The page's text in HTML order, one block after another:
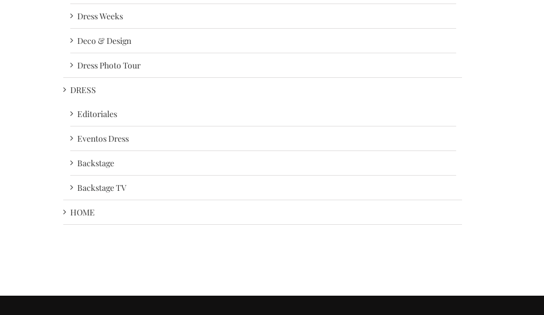
Dress Weeks
Deco & Design
Dress Photo Tour
DRESS
Editoriales
Eventos Dress
Backstage
Backstage TV
HOME